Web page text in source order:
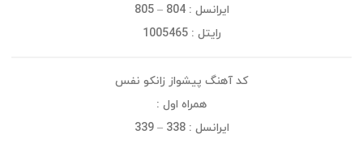
ایرانسل : 804 – 805
رایتل : 1005465
کد آهنگ پیشواز زانکو نفس
همراه اول :
ایرانسل : 338 – 339